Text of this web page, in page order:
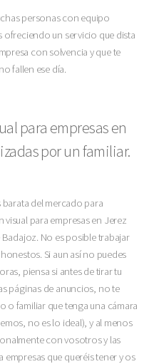
personas con equipo
un servicio que dista
con solvencia y que te
fallen ese día.
para empresas en
por un familiar.
del mercado para
para empresas en Jerez
No es posible trabajar
Si aun así no puedes
piensa si antes de tirar tu
páginas de anuncios, no te
o familiar que tenga una cámara
no es lo ideal), y al menos
con vosotros y las
que queréis tener y os